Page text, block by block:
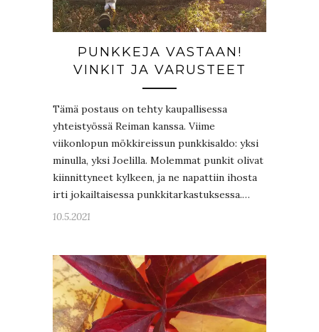
PUNKKEJA VASTAAN!
VINKIT JA VARUSTEET
Tämä postaus on tehty kaupallisessa
yhteistyössä Reiman kanssa. Viime
viikonlopun mökkireissun punkkisaldo: yksi
minulla, yksi Joelilla. Molemmat punkit olivat
kiinnittyneet kylkeen, ja ne napattiin ihosta
irti jokailtaisessa punkkitarkastuksessa.…
10.5.2021